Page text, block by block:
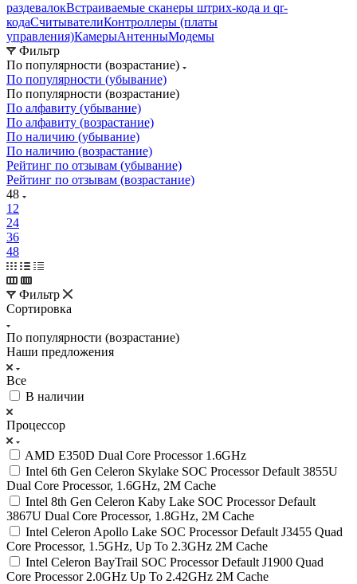
раздевалокВстраиваемые сканеры штрих-кода и qr-
кодаСчитывателиКонтроллеры (платы
управления)КамерыАнтенныМодемы
Фильтр
По популярности (возрастание)
По популярности (убывание)
По популярности (возрастание)
По алфавиту (убывание)
По алфавиту (возрастание)
По наличию (убывание)
По наличию (возрастание)
Рейтинг по отзывам (убывание)
Рейтинг по отзывам (возрастание)
48
12
24
36
48
Фильтр
Сортировка
По популярности (возрастание)
Наши предложения
Все
В наличии
Процессор
AMD E350D Dual Core Processor 1.6GHz
Intel 6th Gen Celeron Skylake SOC Processor Default 3855U
Dual Core Processor, 1.6GHz, 2M Cache
Intel 8th Gen Celeron Kaby Lake SOC Processor Default
3867U Dual Core Processor, 1.8GHz, 2M Cache
Intel Celeron Apollo Lake SOC Processor Default J3455 Quad
Core Processor, 1.5GHz, Up To 2.3GHz 2M Cache
Intel Celeron BayTrail SOC Processor Default J1900 Quad
Core Processor 2.0GHz Up To 2.42GHz 2M Cache